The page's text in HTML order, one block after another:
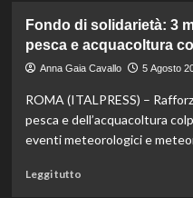
primario.
Rinfresca
la
tua
il
menù
ideale
Fondo di solidarietà: 3
pesca e acquacoltura
Anna Gaia Cavallo 5 Agosto
ROMA (ITALPRESS) –
pesca e dell’acquacoltura
eventi meteorologici e
Leggi tuttoLeggi